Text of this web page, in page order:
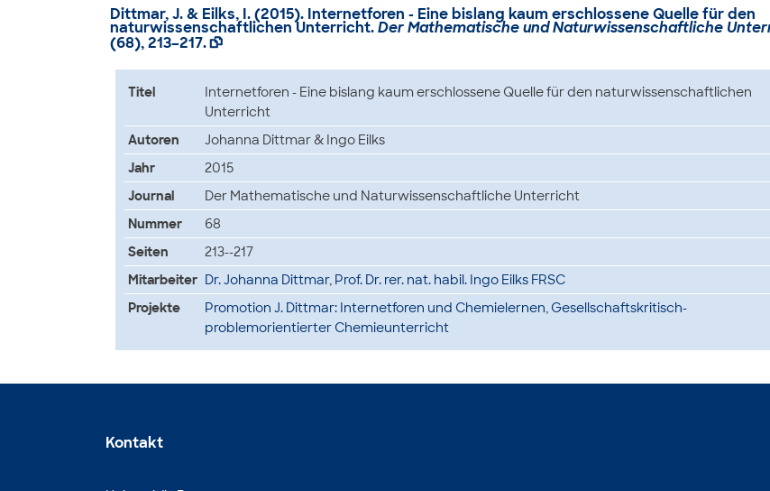
Dittmar, J. & Eilks, I. (2015). Internetforen - Eine bislang kaum erschlossene Quelle für den
naturwissenschaftlichen Unterricht.Der Mathematische und Naturwissenschaftliche
(68), 213–217. 
Titel
Internetforen - Eine bislang kaum erschlossene Quelle für den naturwissenschaftlichen
Unterricht
Autoren
Johanna Dittmar & Ingo Eilks
Jahr
2015
Journal
Der Mathematische und Naturwissenschaftliche Unterricht
Nummer
68
Seiten
213--217
Mitarbeiter Dr. Johanna Dittmar, Prof. Dr. rer. nat. habil. Ingo Eilks FRSC
Projekte
Promotion J. Dittmar: Internetforen und Chemielernen, Gesellschaftskritisch-
problemorientierter Chemieunterricht
Kontakt